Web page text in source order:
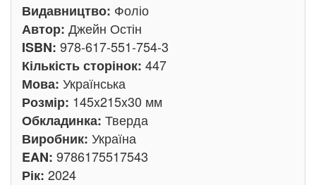
Видавництво: Фоліо
Автор: Джейн Остін
ISBN: 978-617-551-754-3
Кількість сторінок: 447
Мова: Українська
Розмір: 145x215x30 мм
Обкладинка: Тверда
Виробник: Україна
EAN: 9786175517543
Рік: 2024